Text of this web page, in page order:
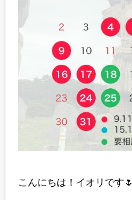
こんにちは！イオリです🌷